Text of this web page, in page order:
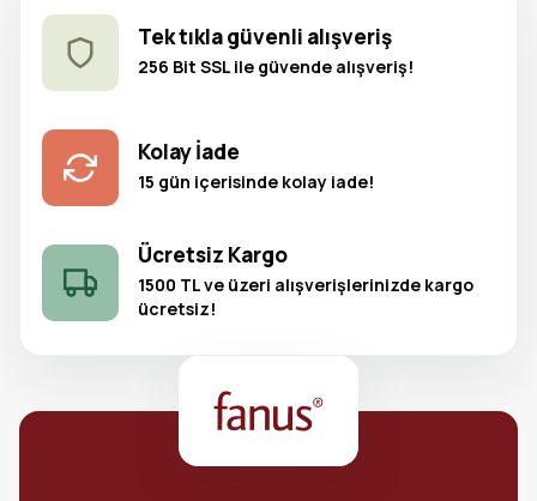
Tek tıkla güvenli alışveriş
256 Bit SSL ile güvende alışveriş!
Kolay İade
15 gün içerisinde kolay iade!
Ücretsiz Kargo
1500 TL ve üzeri alışverişlerinizde kargo
ücretsiz!